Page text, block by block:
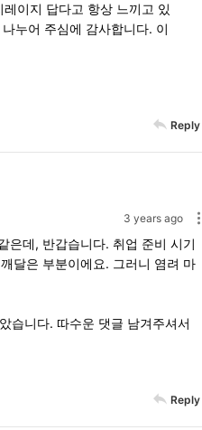
이지 답다고 항상 느끼고 있
누어 주심에 감사합니다. 이
Reply
3 years ago
은데, 반갑습니다. 취업 준비 시기
달은 부분이에요. 그러니 염려 마
습니다. 따수운 댓글 남겨주셔서
Reply